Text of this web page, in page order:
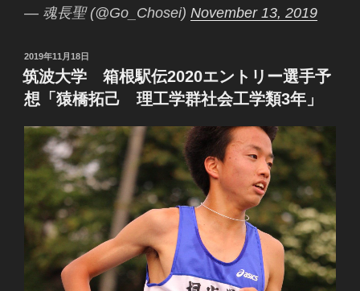
— 魂長聖 (@Go_Chosei) November 13, 2019
投
稿
日:
2019年11月18日
筑波大学 箱根駅伝2020エントリー選手予
想「猿橋拓己 理工学群社会工学類3年」